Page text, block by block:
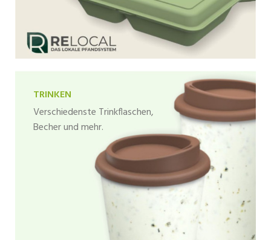
TRINKEN
Verschiedenste Trinkflaschen,
Becher und mehr.